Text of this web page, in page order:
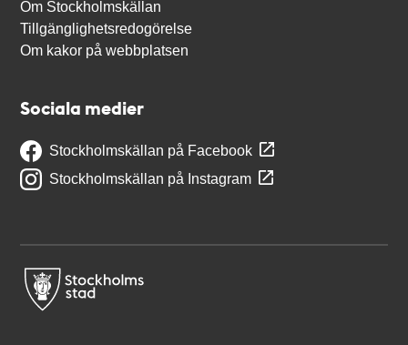
Om Stockholmskällan
Tillgänglighetsredogörelse
Om kakor på webbplatsen
Sociala medier
Stockholmskällan på Facebook
Stockholmskällan på Instagram